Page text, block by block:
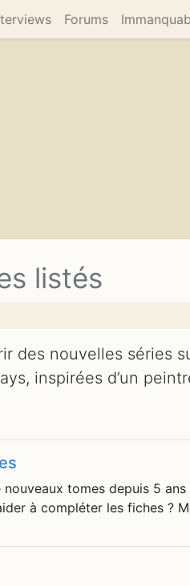
Forums
listés
des nouvelles séries
inspirées d’un
tomes depuis 5
à compléter les fiches ?